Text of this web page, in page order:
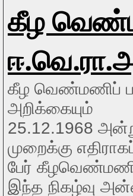
கீழ
கீழ வெண்மணிப்
அறிக்கையும்
25.12.1968
முறைக்கு
பேர்
இந்த நிகழ்வு